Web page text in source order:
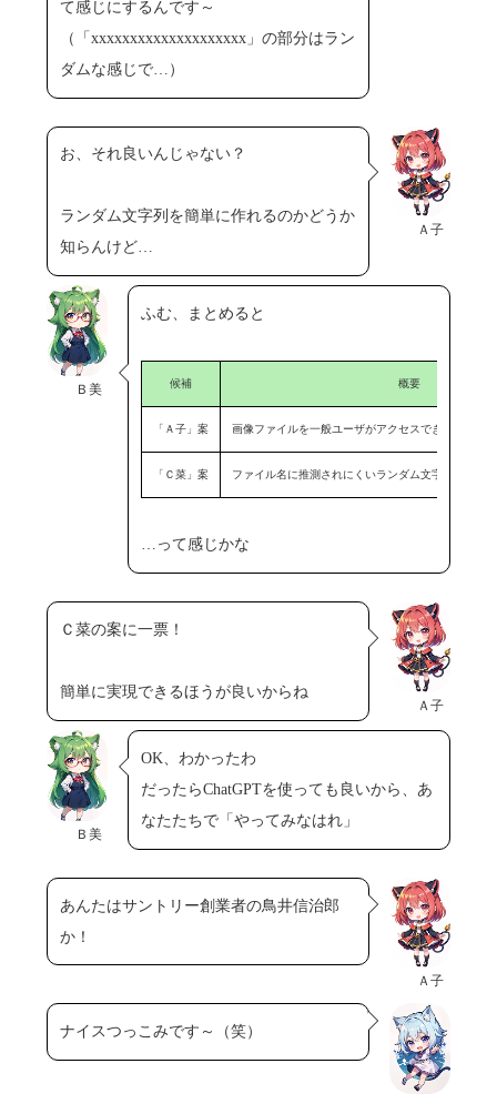
て感じにするんです～
（「xxxxxxxxxxxxxxxxxxxx」の部分はラン
ダムな感じで…）
Ａ子
お、それ良いんじゃない？
ランダム文字列を簡単に作れるのかどうか
知らんけど…
Ｂ美
ふむ、まとめると
候補 概要
「Ａ子」案 画像ファイルを一般ユーザがアクセスできないディ
「Ｃ菜」案 ファイル名に推測されにくいランダム文字列を付加
…って感じかな
Ａ子
Ｃ菜の案に一票！
簡単に実現できるほうが良いからね
Ｂ美
OK、わかったわ
だったらChatGPTを使っても良いから、あ
なたたちで「やってみなはれ」
Ａ子
あんたはサントリー創業者の鳥井信治郎
か！
ナイスつっこみです～（笑）